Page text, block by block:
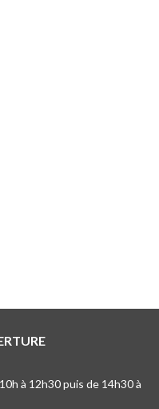
à 12h30 puis de 14h30 à